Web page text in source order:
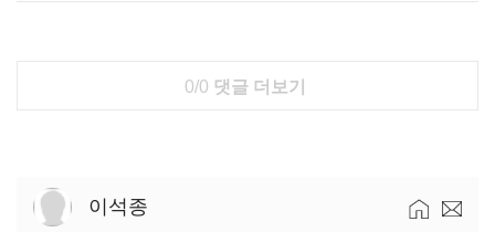
0/0 댓글 더보기
이석종